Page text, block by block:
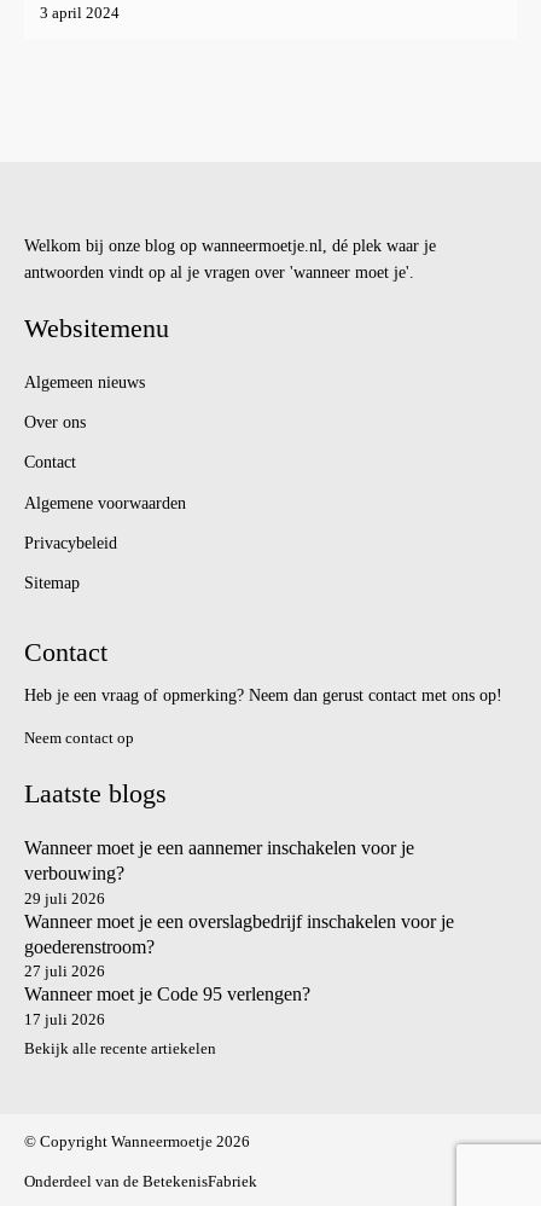
3 april 2024
Welkom bij onze blog op wanneermoetje.nl, dé plek waar je
antwoorden vindt op al je vragen over 'wanneer moet je'.
Websitemenu
Algemeen nieuws
Over ons
Contact
Algemene voorwaarden
Privacybeleid
Sitemap
Contact
Heb je een vraag of opmerking? Neem dan gerust contact met ons op!
Neem contact op
Laatste blogs
Wanneer moet je een aannemer inschakelen voor je
verbouwing?
29 juli 2026
Wanneer moet je een overslagbedrijf inschakelen voor je
goederenstroom?
27 juli 2026
Wanneer moet je Code 95 verlengen?
17 juli 2026
Bekijk alle recente artiekelen
© Copyright Wanneermoetje 2026
Onderdeel van de BetekenisFabriek